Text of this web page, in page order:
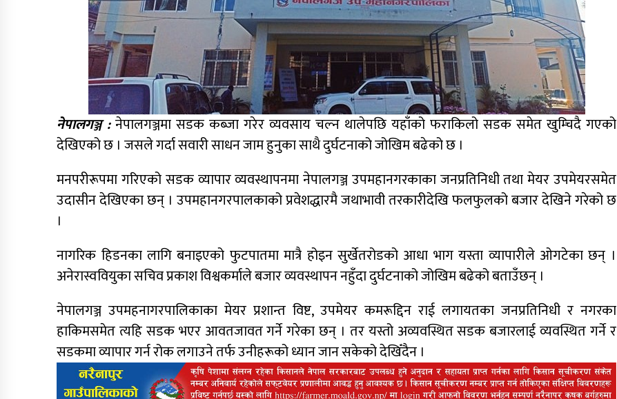
नेपालगञ्ज :नेपालगञ्जमा सडक कब्जा गरेर व्यवसाय चल्न थालेपछि यहाँको फराकिलो सडक समेत खुम्चिदै गएको
देखिएको छ । जसले गर्दा सवारी साधन जाम हुनुका साथै दुर्घटनाको जोखिम बढेको छ ।
मनपरीरूपमा गरिएको सडक व्यापार व्यवस्थापनमा नेपालगञ्ज उपमहानगरकाका जनप्रतिनिधी तथा मेयर उपमेयरसमेत
उदासीन देखिएका छन् । उपमहानगरपालकाको प्रवेशद्धारमै जथाभावी तरकारीदेखि फलफुलको बजार देखिने गरेको छ
।
नागरिक हिडनका लागि बनाइएको फुटपातमा मात्रै होइन सुर्खेतरोडको आधा भाग यस्ता व्यापारीले ओगटेका छन् ।
अनेरास्ववियुका सचिव प्रकाश विश्वकर्माले बजार व्यवस्थापन नहुँदा दुर्घटनाको जोखिम बढेको बताउँछन् ।
नेपालगञ्ज उपमहनागरपालिकाका मेयर प्रशान्त विष्ट, उपमेयर कमरूद्दिन राई लगायतका जनप्रतिनिधी र नगरका
हाकिमसमेत त्यहि सडक भएर आवतजावत गर्ने गरेका छन् । तर यस्तो अव्यवस्थित सडक बजारलाई व्यवस्थित गर्ने र
सडकमा व्यापार गर्न रोक लगाउने तर्फ उनीहरूको ध्यान जान सकेको देखिँदैन ।